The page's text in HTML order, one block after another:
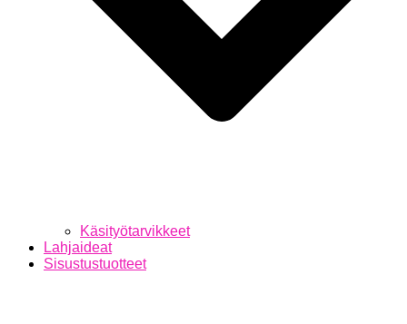
Käsityötarvikkeet
Lahjaideat
Sisustustuotteet